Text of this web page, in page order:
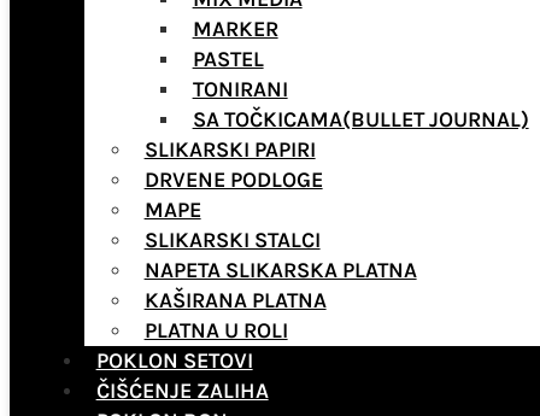
MARKER
PASTEL
TONIRANI
SA TOČKICAMA(BULLET JOURNAL)
SLIKARSKI PAPIRI
DRVENE PODLOGE
MAPE
SLIKARSKI STALCI
NAPETA SLIKARSKA PLATNA
KAŠIRANA PLATNA
PLATNA U ROLI
POKLON SETOVI
ČIŠĆENJE ZALIHA